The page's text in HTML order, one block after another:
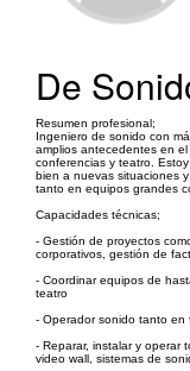
De
Resumen profesional;
Ingeniero de sonido con
amplios antecedentes en
conferencias y teatro.
bien a nuevas situaciones
tanto en equipos grandes
Capacidades técnicas;
- Gestión de proyectos
corporativos, gestión de
- Coordinar equipos de
teatro
- Operador sonido tanto en
- Reparar, instalar y operar
video wall, sistemas de